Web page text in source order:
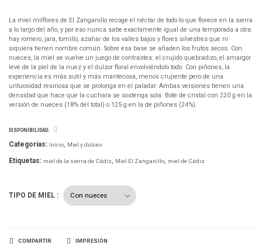
La miel milflores de El Zanganillo recoge el néctar de todo lo que florece en la sierra
a lo largo del año, y por eso nunca sabe exactamente igual de una temporada a otra:
hay romero, jara, tomillo, azahar de los valles bajos y flores silvestres que ni
siquiera tienen nombre común. Sobre esa base se añaden los frutos secos. Con
nueces, la miel se vuelve un juego de contrastes: el crujido quebradizo, el amargor
leve de la piel de la nuez y el dulzor floral envolviéndolo todo. Con piñones, la
experiencia es más sutil y más mantecosa, menos crujiente pero de una
untuosidad resinosa que se prolonga en el paladar. Ambas versiones tienen una
densidad que hace que la cuchara se sostenga sola. Bote de cristal con 220 g en la
versión de nueces (18% del total) o 125 g en la de piñones (24%).
DISPONIBILIDAD:
Categorias: Inicio Miel y dulces
Etiquetas: miel de la sierra de Cádiz Miel El Zanganillo miel de Cádiz
TIPO DE MIEL :
COMPARTIR IMPRESIÓN